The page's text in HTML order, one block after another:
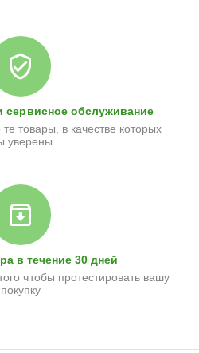
сервисное обслуживание
товары, в качестве которых
уверены
в течение 30 дней
чтобы протестировать вашу
покупку